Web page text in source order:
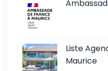
Liste
Maurice